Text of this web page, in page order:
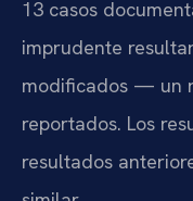
13 casos
imprudente
modificados — un
reportados. Los
resultados